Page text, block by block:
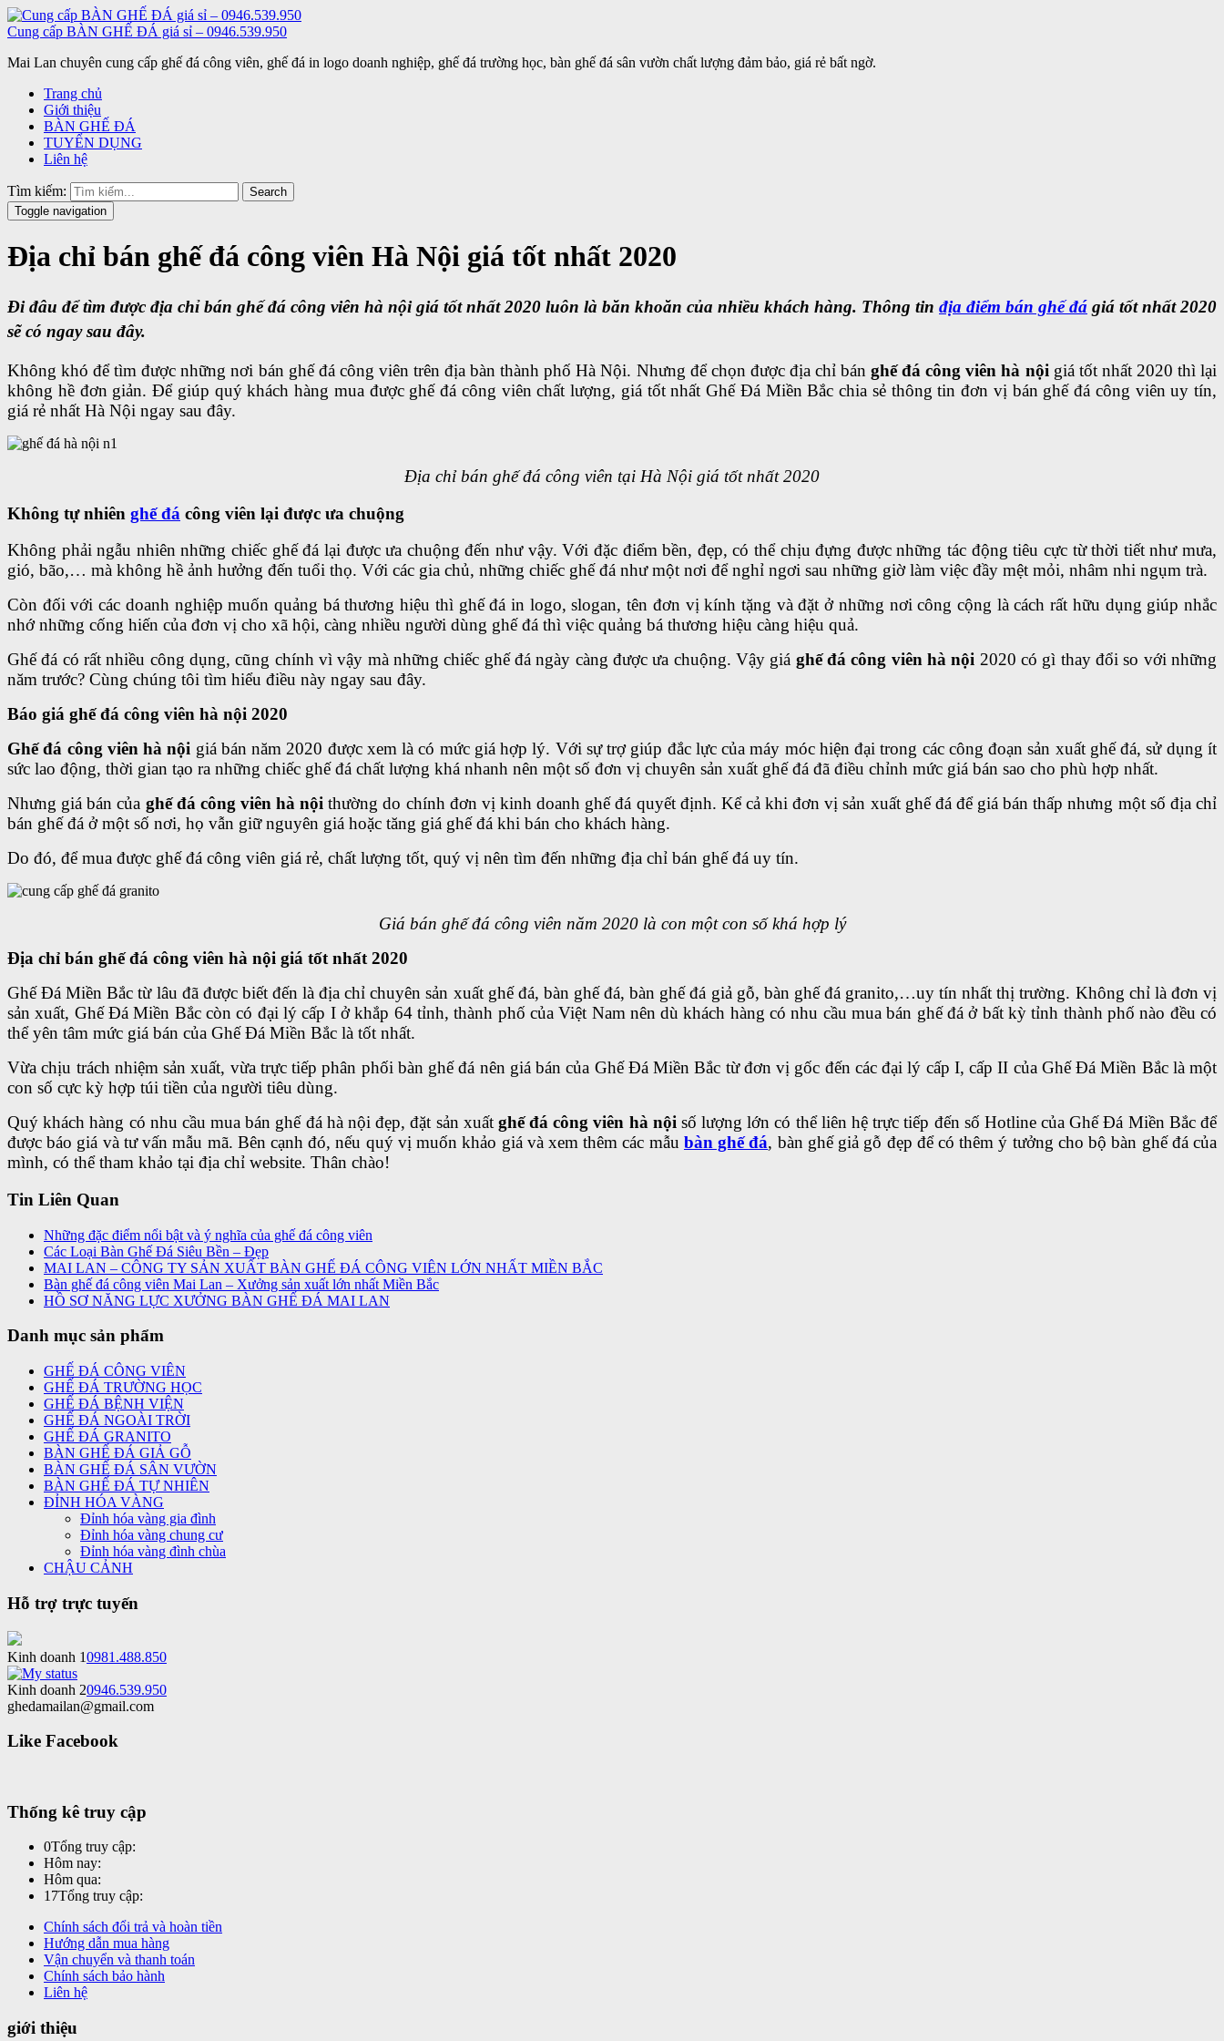
Cung cấp BÀN GHẾ ĐÁ giá sỉ – 0946.539.950
Mai Lan chuyên cung cấp ghế đá công viên, ghế đá in logo doanh nghiệp, ghế đá trường học, bàn ghế đá sân vườn chất lượng đảm bảo, giá rẻ bất ngờ.
Trang chủ
Giới thiệu
BÀN GHẾ ĐÁ
TUYỂN DỤNG
Liên hệ
Tìm kiếm:
Search
Toggle navigation
Địa chỉ bán ghế đá công viên Hà Nội giá tốt nhất 2020
Đi đâu để tìm được địa chỉ bán ghế đá công viên hà nộigiá tốt nhất 2020 luôn là băn khoăn của nhiều khách hàng. Thông tin địa điểm bán ghế đá giá tốt nhất 2020
sẽ có ngay sau đây.
Không khó để tìm được những nơi bán ghế đá công viên trên địa bàn thành phố Hà Nội. Nhưng để chọn được địa chỉ bánghế đá công viên hà nội giá tốt nhất 2020 thì lại
không hề đơn giản. Để giúp quý khách hàng mua được ghế đá công viên chất lượng, giá tốt nhất Ghế Đá Miền Bắc chia sẻ thông tin đơn vị bán ghế đá công viên uy tín,
giá rẻ nhất Hà Nội ngay sau đây.
Địa chỉ bán ghế đá công viên tại Hà Nội giá tốt nhất 2020
Không tự nhiên ghế đá công viên lại được ưa chuộng
Không phải ngẫu nhiên những chiếc ghế đá lại được ưa chuộng đến như vậy. Với đặc điểm bền, đẹp, có thể chịu đựng được những tác động tiêu cực từ thời tiết như mưa,
gió, bão,… mà không hề ảnh hưởng đến tuổi thọ. Với các gia chủ, những chiếc ghế đá như một nơi để nghỉ ngơi sau những giờ làm việc đầy mệt mỏi, nhâm nhi ngụm trà.
Còn đối với các doanh nghiệp muốn quảng bá thương hiệu thì ghế đá in logo, slogan, tên đơn vị kính tặng và đặt ở những nơi công cộng là cách rất hữu dụng giúp nhắc
nhớ những cống hiến của đơn vị cho xã hội, càng nhiều người dùng ghế đá thì việc quảng bá thương hiệu càng hiệu quả.
Ghế đá có rất nhiều công dụng, cũng chính vì vậy mà những chiếc ghế đá ngày càng được ưa chuộng. Vậy giá ghế đá công viên hà nội 2020 có gì thay đổi so với những
năm trước? Cùng chúng tôi tìm hiểu điều này ngay sau đây.
Báo giá ghế đá công viên hà nội 2020
Ghế đá công viên hà nội giá bán năm 2020 được xem là có mức giá hợp lý. Với sự trợ giúp đắc lực của máy móc hiện đại trong các công đoạn sản xuất ghế đá, sử dụng ít
sức lao động, thời gian tạo ra những chiếc ghế đá chất lượng khá nhanh nên một số đơn vị chuyên sản xuất ghế đá đã điều chỉnh mức giá bán sao cho phù hợp nhất.
Nhưng giá bán của ghế đá công viên hà nội thường do chính đơn vị kinh doanh ghế đá quyết định. Kể cả khi đơn vị sản xuất ghế đá để giá bán thấp nhưng một số địa chỉ
bán ghế đá ở một số nơi, họ vẫn giữ nguyên giá hoặc tăng giá ghế đá khi bán cho khách hàng.
Do đó, để mua được ghế đá công viên giá rẻ, chất lượng tốt, quý vị nên tìm đến những địa chỉ bán ghế đá uy tín.
Giá bán ghế đá công viên năm 2020 là con một con số khá hợp lý
Địa chỉ bán ghế đá công viên hà nội giá tốt nhất 2020
Ghế Đá Miền Bắc từ lâu đã được biết đến là địa chỉ chuyên sản xuất ghế đá, bàn ghế đá, bàn ghế đá giả gỗ, bàn ghế đá granito,…uy tín nhất thị trường. Không chỉ là đơn vị
sản xuất, Ghế Đá Miền Bắc còn có đại lý cấp I ở khắp 64 tỉnh, thành phố của Việt Nam nên dù khách hàng có nhu cầu mua bán ghế đá ở bất kỳ tỉnh thành phố nào đều có
thể yên tâm mức giá bán của Ghế Đá Miền Bắc là tốt nhất.
Vừa chịu trách nhiệm sản xuất, vừa trực tiếp phân phối bàn ghế đá nên giá bán của Ghế Đá Miền Bắc từ đơn vị gốc đến các đại lý cấp I, cấp II của Ghế Đá Miền Bắc là một
con số cực kỳ hợp túi tiền của người tiêu dùng.
Quý khách hàng có nhu cầu mua bán ghế đá hà nội đẹp, đặt sản xuất ghế đá công viên hà nộisố lượng lớn có thể liên hệ trực tiếp đến số Hotline của Ghế Đá Miền Bắc để
được báo giá và tư vấn mẫu mã. Bên cạnh đó, nếu quý vị muốn khảo giá và xem thêm các mẫu bàn ghế đá, bàn ghế giả gỗ đẹp để có thêm ý tưởng cho bộ bàn ghế đá của
mình, có thể tham khảo tại địa chỉ website. Thân chào!
Tin Liên Quan
Những đặc điểm nổi bật và ý nghĩa của ghế đá công viên
Các Loại Bàn Ghế Đá Siêu Bền – Đẹp
MAI LAN – CÔNG TY SẢN XUẤT BÀN GHẾ ĐÁ CÔNG VIÊN LỚN NHẤT MIỀN BẮC
Bàn ghế đá công viên Mai Lan – Xưởng sản xuất lớn nhất Miền Bắc
HỒ SƠ NĂNG LỰC XƯỞNG BÀN GHẾ ĐÁ MAI LAN
Danh mục sản phẩm
GHẾ ĐÁ CÔNG VIÊN
GHẾ ĐÁ TRƯỜNG HỌC
GHẾ ĐÁ BỆNH VIỆN
GHẾ ĐÁ NGOÀI TRỜI
GHẾ ĐÁ GRANITO
BÀN GHẾ ĐÁ GIẢ GỖ
BÀN GHẾ ĐÁ SÂN VƯỜN
BÀN GHẾ ĐÁ TỰ NHIÊN
ĐỈNH HÓA VÀNG
Đỉnh hóa vàng gia đình
Đỉnh hóa vàng chung cư
Đỉnh hóa vàng đình chùa
CHẬU CẢNH
Hỗ trợ trực tuyến
Kinh doanh 10981.488.850
Kinh doanh 20946.539.950
ghedamailan@gmail.com
Like Facebook
Thống kê truy cập
0Tổng truy cập:
Hôm nay:
Hôm qua:
17Tổng truy cập:
Chính sách đổi trả và hoàn tiền
Hướng dẫn mua hàng
Vận chuyển và thanh toán
Chính sách bảo hành
Liên hệ
giới thiệu